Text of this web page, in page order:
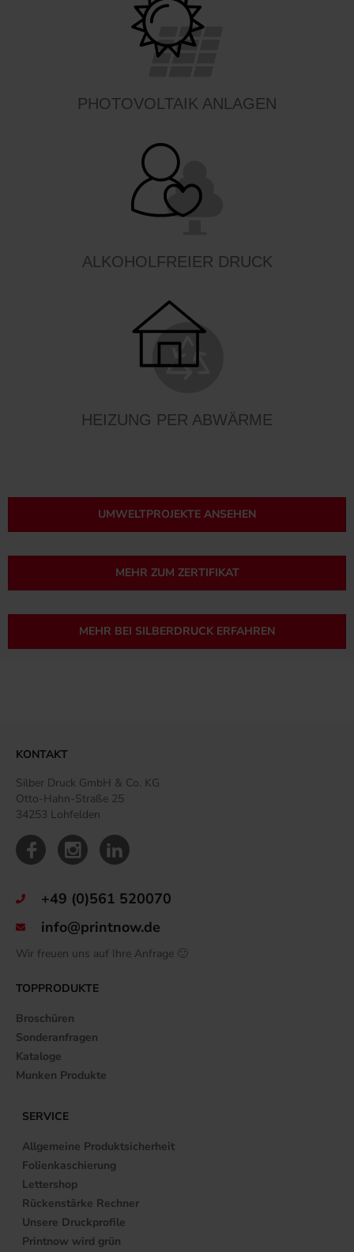
PHOTOVOLTAIK ANLAGEN
ALKOHOLFREIER DRUCK
HEIZUNG PER ABWÄRME
UMWELTPROJEKTE ANSEHEN
MEHR ZUM ZERTIFIKAT
MEHR BEI SILBERDRUCK ERFAHREN
KONTAKT
Silber Druck GmbH & Co. KG
Otto-Hahn-Straße 25
34253 Lohfelden
+49 (0)561 520070
info@printnow.de
Wir freuen uns auf Ihre Anfrage 🙂
TOPPRODUKTE
Broschüren
Sonderanfragen
Kataloge
Munken Produkte
SERVICE
Allgemeine Produktsicherheit
Folienkaschierung
Lettershop
Rückenstärke Rechner
Unsere Druckprofile
Printnow wird grün